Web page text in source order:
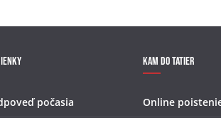
počasia
Kam do Tatier
Online